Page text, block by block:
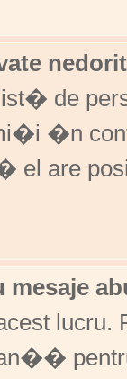
de
�n
el are
lucru.